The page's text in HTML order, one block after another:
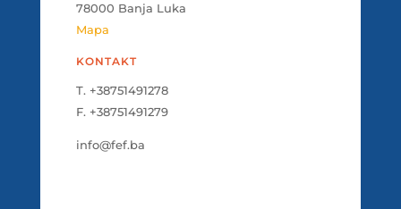
78000 Banja Luka
Mapa
KONTAKT
T. +38751491278
F. +38751491279
info@fef.ba